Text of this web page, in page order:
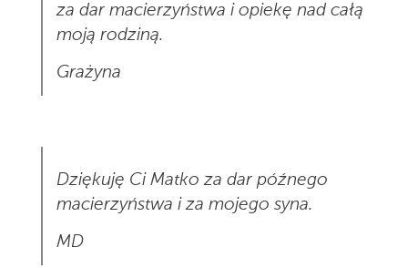
za dar macierzyństwa i opiekę nad całą
moją rodziną.
Grażyna
Dziękuję Ci Matko za dar późnego
macierzyństwa i za mojego syna.
MD